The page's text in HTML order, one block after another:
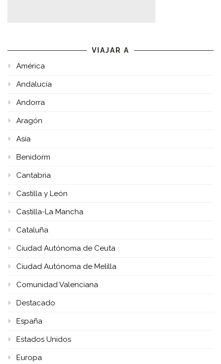
VIAJAR A
América
Andalucía
Andorra
Aragón
Asia
Benidorm
Cantabria
Castilla y León
Castilla-La Mancha
Cataluña
Ciudad Autónoma de Ceuta
Ciudad Autónoma de Melilla
Comunidad Valenciana
Destacado
España
Estados Unidos
Europa